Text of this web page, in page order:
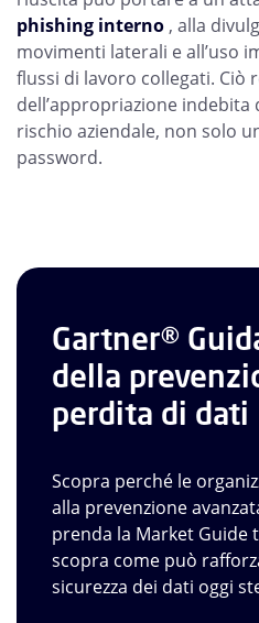
phishing interno , alla
movimenti laterali e all’uso
flussi di lavoro collegati. Ciò
dell’appropriazione indebita
rischio aziendale, non solo
password.
Gartner®
della
perdita di dati
Scopra perché le
alla prevenzione
prenda la Market Guide
scopra come può
sicurezza dei dati oggi